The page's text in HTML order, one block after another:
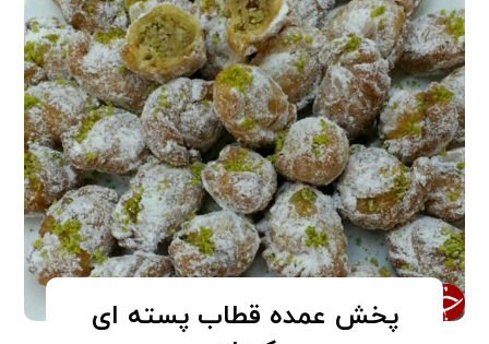
پخش عمده قطاب پسته ای